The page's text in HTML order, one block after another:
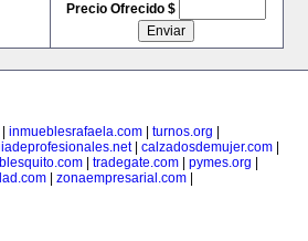
Precio Ofrecido $
inmueblesrafaela.com turnos.org
| calzadosdemujer.com|
tradegate.com pymes.org
| zonaempresarial.com|